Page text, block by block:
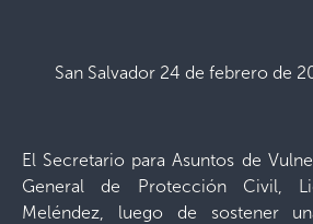
San Salvador 24 de febrero de
El Secretario para Asuntos de
General de Protección Civil,
Meléndez, luego de sostener